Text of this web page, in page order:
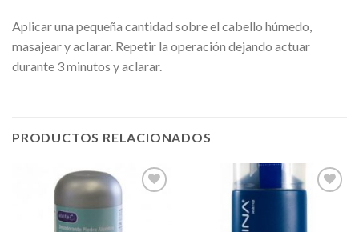
Aplicar una pequeña cantidad sobre el cabello húmedo,
masajear y aclarar. Repetir la operación dejando actuar
durante 3 minutos y aclarar.
PRODUCTOS RELACIONADOS